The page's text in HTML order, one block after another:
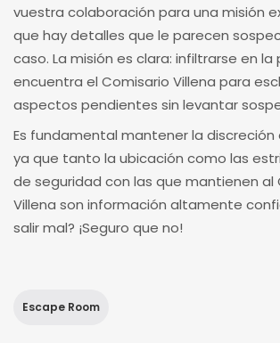
vuestra colaboración para una misión
que hay detalles que le parecen
caso. La misión es clara: infiltrarse en la
encuentra el Comisario Villena para
aspectos pendientes sin levantar
Es fundamental mantener la discreción
ya que tanto la ubicación como las
de seguridad con las que mantienen al
Villena son información altamente
salir mal? ¡Seguro que no!
Escape Room